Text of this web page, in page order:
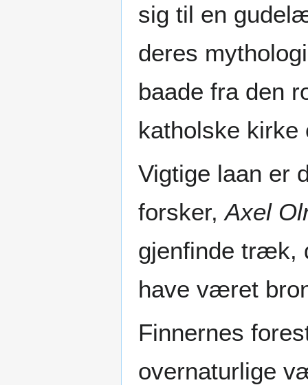
sig til en
deres
baade fra den
katholske
Vigtige laan er
forsker,Axel
gjenfinde træk,
have været
Finnernes
overnaturlige